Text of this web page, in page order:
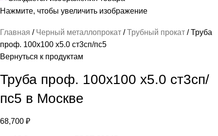
Нажмите, чтобы увеличить изображение
Главная Черный металлопрокат Трубный прокат
Труба
проф. 100х100 х5.0 ст3сп/пс5
Вернуться к продуктам
Труба проф. 100х100 х5.0 ст3сп/
пс5 в Москве
68,700 ₽